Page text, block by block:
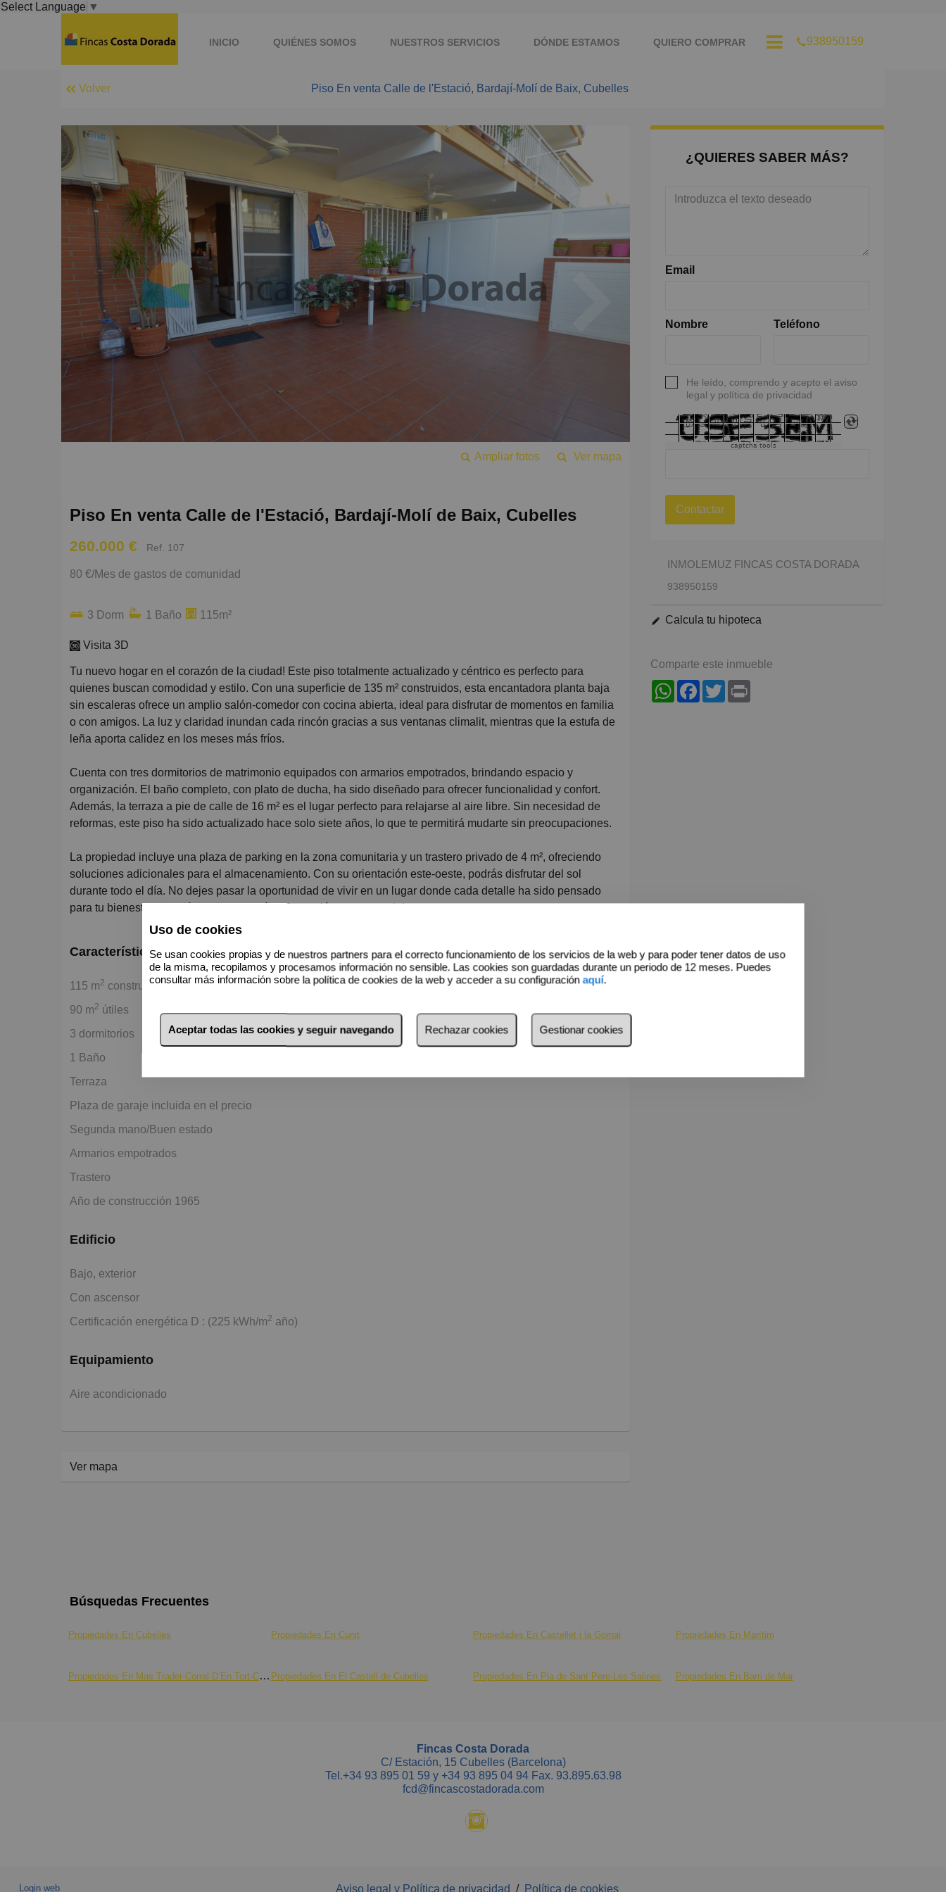
Select Language ▼
INICIO QUIÉNES SOMOS NUESTROS SERVICIOS DÓNDE ESTAMOS QUIERO COMPRAR 938950159
Volver Piso En venta Calle de l'Estació, Bardají-Molí de Baix, Cubelles
Ver mapa
Ampliar fotos
Piso En venta Calle de l'Estació, Bardají-Molí de Baix, Cubelles
260.000 € Ref. 107
80 €/Mes de gastos de comunidad
3 Dorm 1 Baño 115m²
Visita 3D
Tu nuevo hogar en el corazón de la ciudad! Este piso totalmente actualizado y céntrico es perfecto para
quienes buscan comodidad y estilo. Con una superficie de 135 m² construidos, esta encantadora planta baja
sin escaleras ofrece un amplio salón-comedor con cocina abierta, ideal para disfrutar de momentos en familia
o con amigos. La luz y claridad inundan cada rincón gracias a sus ventanas climalit, mientras que la estufa de
leña aporta calidez en los meses más fríos.
Cuenta con tres dormitorios de matrimonio equipados con armarios empotrados, brindando espacio y
organización. El baño completo, con plato de ducha, ha sido diseñado para ofrecer funcionalidad y confort.
Además, la terraza a pie de calle de 16 m² es el lugar perfecto para relajarse al aire libre. Sin necesidad de
reformas, este piso ha sido actualizado hace solo siete años, lo que te permitirá mudarte sin preocupaciones.
La propiedad incluye una plaza de parking en la zona comunitaria y un trastero privado de 4 m², ofreciendo
soluciones adicionales para el almacenamiento. Con su orientación este-oeste, podrás disfrutar del sol
durante todo el día. No dejes pasar la oportunidad de vivir en un lugar donde cada detalle ha sido pensado
para tu bienestar. ¡Contáctanos para más información y ven a verlo!
Características básicas
115 m2 construidos
90 m2 útiles
3 dormitorios
1 Baño
Terraza
Plaza de garaje incluida en el precio
Segunda mano/Buen estado
Armarios empotrados
Trastero
Año de construcción 1965
Edificio
Bajo, exterior
Con ascensor
Certificación energética D : (225 kWh/m2 año)
Equipamiento
Aire acondicionado
¿QUIERES SABER MÁS?
Email
Nombre Teléfono
He leído, comprendo y acepto el aviso
legal y política de privacidad
captcha tools
Contactar
INMOLEMUZ FINCAS COSTA DORADA
938950159
Calcula tu hipoteca
Comparte este inmueble
WhatsAppFacebook
Twitter
Ver mapa
Búsquedas Frecuentes
Propiedades En Cubelles Propiedades En Cunit Propiedades En Castellet i la Gornal Propiedades En Marítim
Propiedades En Mas Trader-Corral D’En Tort-Corral D’En Cona Propiedades En El Castell de Cubelles Propiedades En Pla de Sant Pere-Les Salines Propiedades En Barri de Mar
Fincas Costa Dorada
C/ Estación, 15 Cubelles (Barcelona)
Tel.+34 93 895 01 59 y +34 93 895 04 94 Fax. 93.895.63.98
fcd@fincascostadorada.com
Login web Aviso legal y Política de privacidad / Política de cookies
Uso de cookies
Se usan cookies propias y de nuestros partners para el correcto funcionamiento de los servicios de la web y para poder tener datos de uso
de la misma, recopilamos y procesamos información no sensible. Las cookies son guardadas durante un periodo de 12 meses. Puedes
consultar más información sobre la política de cookies de la web y acceder a su configuraciónaquí.
Aceptar todas las cookies y seguir navegando Rechazar cookies Gestionar cookies